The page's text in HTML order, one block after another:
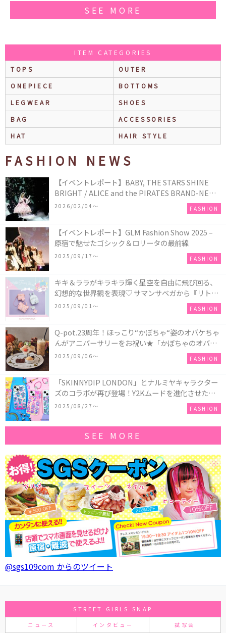
SEE MORE
ITEM CATEGORIES
TOPS
OUTER
ONEPIECE
BOTTOMS
LEGWEAR
SHOES
BAG
ACCESSORIES
HAT
HAIR STYLE
FASHION NEWS
【イベントレポート】BABY, THE STARS SHINE
BRIGHT / ALICE and the PIRATES BRAND-NEW
COLLECTION in TOKYO
2026/02/04〜 FASHION
【イベントレポート】GLM Fashion Show 2025 –
原宿で魅せたゴシック＆ロリータの最前線
2025/09/17〜 FASHION
キキ＆ララがキラキラ輝く星空を自由に飛び回る、
幻想的な世界観を表現♡ サマンサベガから『リトル
ツインスターズ』50周年アニバーサリーイヤー』を
2025/09/01〜 FASHION
Q-pot.23周年！ほっこり“かぼちゃ“姿のオバケちゃ
んがアニバーサリーをお祝い★「かぼちゃのオバケ
ーキアクセサリー」が新発売！Q-pot CAFE.では
「かぼちゃのオバケーキプレート」も登場
2025/09/06〜 FASHION
「SKINNYDIP LONDON」とナルミヤキャラクター
ズのコラボが再び登場！Y2Kムードを進化させた新
作コレクションを発売♪
2025/08/27〜 FASHION
SEE MORE
@sgs109com からのツイート
STREET GIRLS SNAP
ニュース インタビュー 試写会